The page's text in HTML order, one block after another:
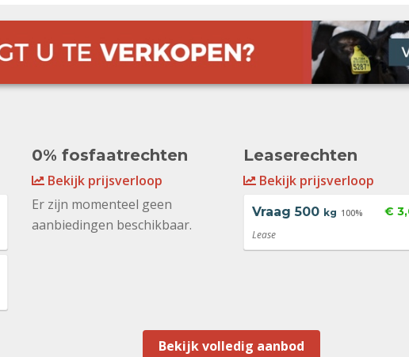
0% fosfaatrechten
Bekijk prijsverloop
Er zijn momenteel geen
aanbiedingen beschikbaar.
Leaserechten
Bekijk prijsverloop
Vraag 500 kg 100% €
Lease
Bekijk volledig aanbod